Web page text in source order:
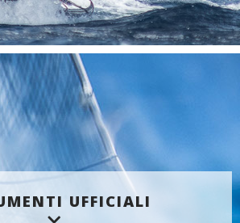
UFFICIALI